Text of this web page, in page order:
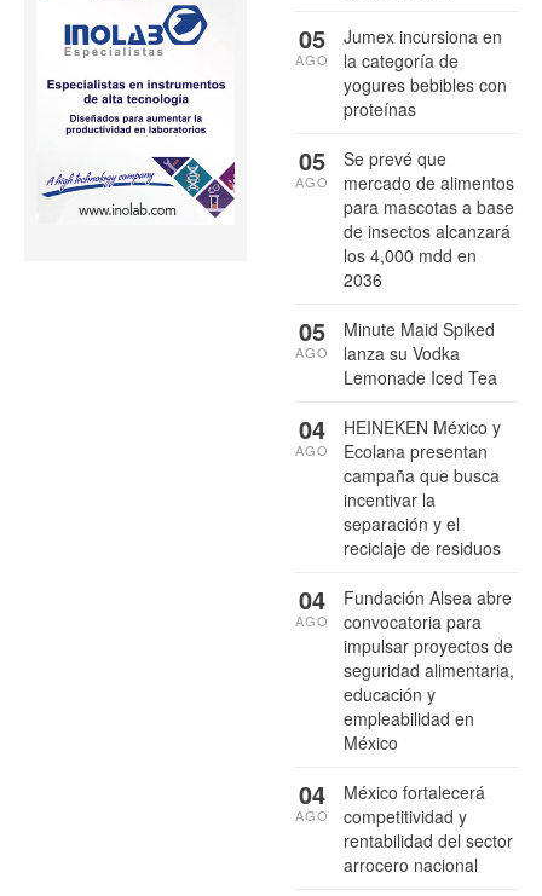
Jumex incursiona en
la categoría de
yogures bebibles con
proteínas
05
AGO
Se prevé que
mercado de alimentos
para mascotas a base
de insectos alcanzará
los 4,000 mdd en
2036
05
AGO
Minute Maid Spiked
lanza su Vodka
Lemonade Iced Tea
05
AGO
HEINEKEN México y
Ecolana presentan
campaña que busca
incentivar la
separación y el
reciclaje de residuos
04
AGO
Fundación Alsea abre
convocatoria para
impulsar proyectos de
seguridad alimentaria,
educación y
empleabilidad en
México
04
AGO
México fortalecerá
competitividad y
rentabilidad del sector
arrocero nacional
04
AGO